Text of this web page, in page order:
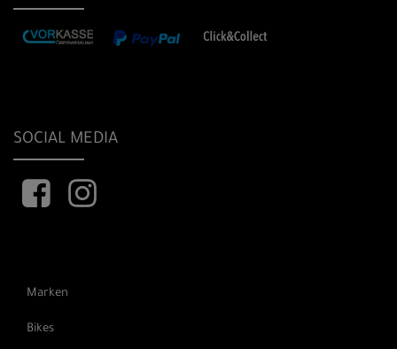
SOCIAL MEDIA
Marken
Bikes